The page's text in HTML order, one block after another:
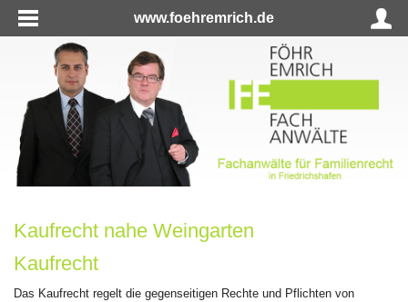
www.foehremrich.de
Kaufrecht nahe Weingarten
Kaufrecht
Das Kaufrecht regelt die gegenseitigen Rechte und Pflichten von